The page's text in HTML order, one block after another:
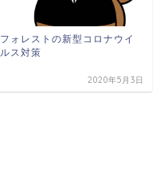
フォレストの新型コロナウイ
ルス対策
2020年5月3日